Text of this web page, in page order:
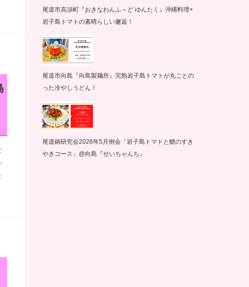
尾道市高須町『おきなわんふ～ど ゆんたく』沖縄料理×
岩子島トマトの素晴らしい邂逅！
尾道市向島『向島製麺所』完熟岩子島トマトが丸ごとの
った冷やしうどん！
尾道鍋研究会2026年5月例会「岩子島トマトと鱧のすき
やきコース」@向島『せいちゃんち』